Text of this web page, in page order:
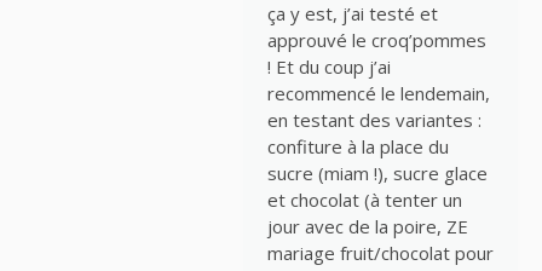
ça y est, j’ai testé et
approuvé le croq’pommes
! Et du coup j’ai
recommencé le lendemain,
en testant des variantes :
confiture à la place du
sucre (miam !), sucre glace
et chocolat (à tenter un
jour avec de la poire, ZE
mariage fruit/chocolat pour